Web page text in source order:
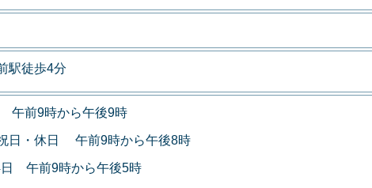
駅徒歩4分
午前9時から午後9時
日・休日 午前9時から午後8時
日 午前9時から午後5時